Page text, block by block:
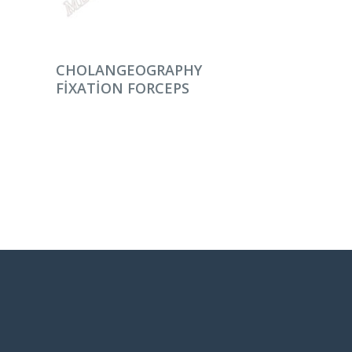
DEVAMINI OKU
CHOLANGEOGRAPHY
FIXATION FORCEPS